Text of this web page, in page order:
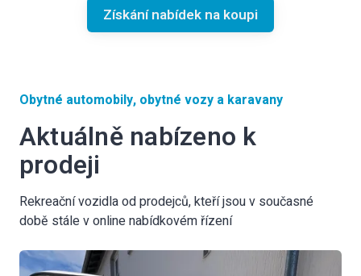
Získání nabídek na koupi
Obytné automobily, obytné vozy a karavany
Aktuálně nabízeno k
prodeji
Rekreační vozidla od prodejců, kteří jsou v současné
době stále v online nabídkovém řízení